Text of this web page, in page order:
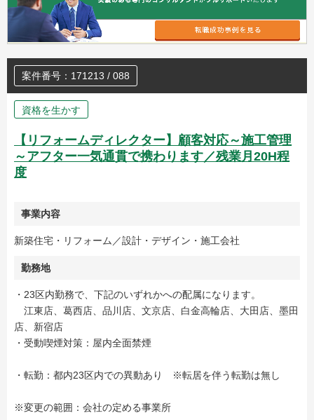
案件番号：171213 / 088
資格を生かす
【リフォームディレクター】顧客対応～施工管理
～アフター一気通貫で携わります／残業月20H程
度
事業内容
新築住宅・リフォーム／設計・デザイン・施工会社
勤務地
・23区内勤務で、下記のいずれかへの配属になります。
江東店、葛西店、品川店、文京店、白金高輪店、大田店、墨田
店、新宿店
・受動喫煙対策：屋内全面禁煙
・転勤：都内23区内での異動あり ※転居を伴う転勤は無し
※変更の範囲：会社の定める事業所